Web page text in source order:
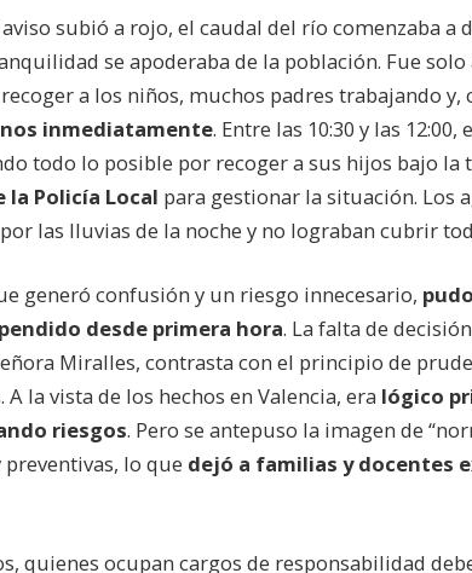
subió a rojo, el caudal del río comenzaba a
se apoderaba de la población. Fue solo
a los niños, muchos padres trabajando y,
inmediatamente. Entre las 10:30 y las
todo lo posible por recoger a sus hijos bajo la
Policía Local para gestionar la situación. Los
las lluvias de la noche y no lograban cubrir
generó confusión y un riesgo innecesario,
desde primera hora. La falta de
Miralles, contrasta con el principio de
la vista de los hechos en Valencia, era lógico
riesgos. Pero se antepuso la imagen de
lo que dejó a familias y docentes
quienes ocupan cargos de responsabilidad